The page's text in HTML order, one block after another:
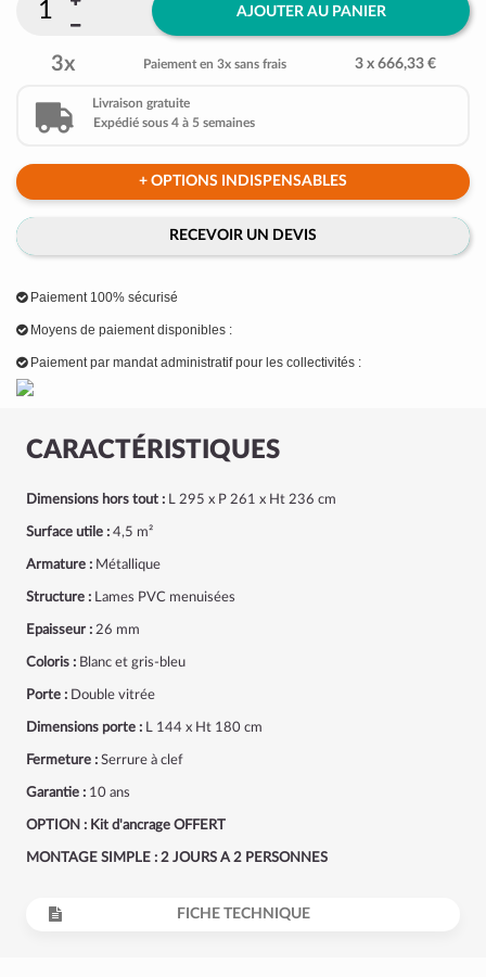
CARACTÉRISTIQUES
Dimensions hors tout : L 295 x P 261 x Ht 236 cm
Surface utile : 4,5 m²
Armature : Métallique
Structure : Lames PVC menuisées
Epaisseur : 26 mm
Coloris : Blanc et gris-bleu
Porte : Double vitrée
Dimensions porte : L 144 x Ht 180 cm
Fermeture : Serrure à clef
Garantie : 10 ans
OPTION : Kit d'ancrage OFFERT
MONTAGE SIMPLE : 2 JOURS A 2 PERSONNES
FICHE TECHNIQUE
AJOUTER AU PANIER
3x Paiement en 3x sans frais 3 x 666,33 €
Livraison gratuite
Expédié sous 4 à 5 semaines
+ OPTIONS INDISPENSABLES
RECEVOIR UN DEVIS
Paiement 100% sécurisé
Moyens de paiement disponibles :
Paiement par mandat administratif pour les collectivités :